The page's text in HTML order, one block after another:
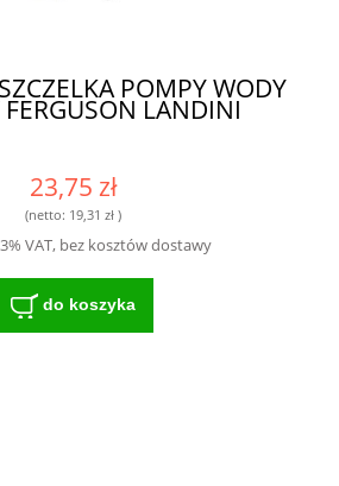
POMPY WODY
FERGUSON LANDINI
23,75 zł
(netto: 19,31 zł)
VAT, bez kosztów dostawy
do koszyka